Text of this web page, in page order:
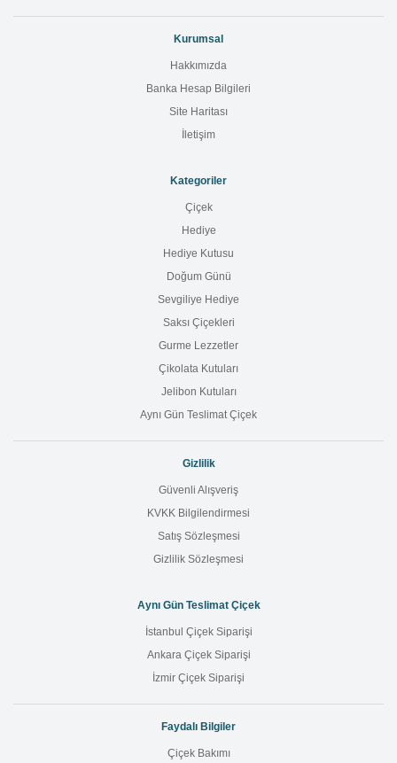
Kurumsal
Hakkımızda
Banka Hesap Bilgileri
Site Haritası
İletişim
Kategoriler
Çiçek
Hediye
Hediye Kutusu
Doğum Günü
Sevgiliye Hediye
Saksı Çiçekleri
Gurme Lezzetler
Çikolata Kutuları
Jelibon Kutuları
Aynı Gün Teslimat Çiçek
Gizlilik
Güvenli Alışveriş
KVKK Bilgilendirmesi
Satış Sözleşmesi
Gizlilik Sözleşmesi
Aynı Gün Teslimat Çiçek
İstanbul Çiçek Siparişi
Ankara Çiçek Siparişi
İzmir Çiçek Siparişi
Faydalı Bilgiler
Çiçek Bakımı